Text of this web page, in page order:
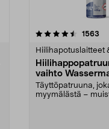
1563
Hiilihapotuslaitteet
vaihto
Täyttöpatruuna,
myymälästä –
4.5viidestä